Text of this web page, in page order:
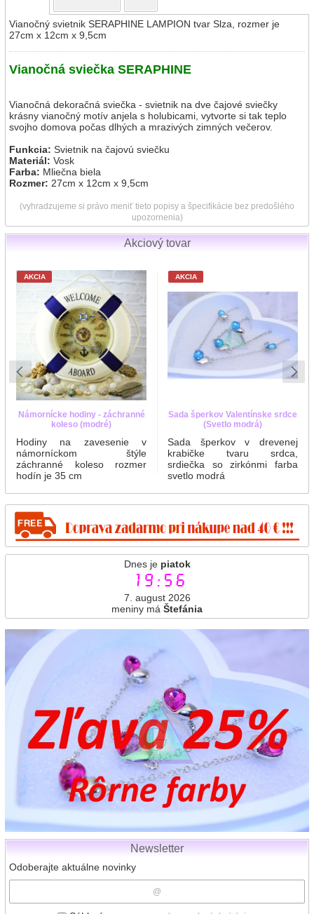
Dnes je piatok
19:56
7. august 2026
meniny má Štefánia
Newsletter
Odoberajte aktuálne novinky
Vianočný svietnik SERAPHINE LAMPION tvar Slza, rozmer je
27cm x 12cm x 9,5cm
Vianočná sviečka SERAPHINE
Vianočná dekoračná sviečka - svietnik na dve čajové sviečky
krásny vianočný motív anjela s holubicami, vytvorte si tak teplo
svojho domova počas dlhých a mrazivých zimných večerov.
Funkcia: Svietnik na čajovú sviečku
Materiál: Vosk
Farba: Mliečna biela
Rozmer: 27cm x 12cm x 9,5cm
(vyhradzujeme si právo meniť tieto popisy a špecifikácie bez predošlého
upozornenia)
Akciový tovar
AKCIA
Námornícke hodiny - záchranné
koleso (modré)
Hodiny na zavesenie v
námorníckom štýle
záchranné koleso rozmer
hodín je 35 cm
AKCIA
Sada šperkov Valentínske srdce
(Svetlo modrá)
Sada šperkov v drevenej
krabičke tvaru srdca,
srdiečka so zirkónmi farba
svetlo modrá